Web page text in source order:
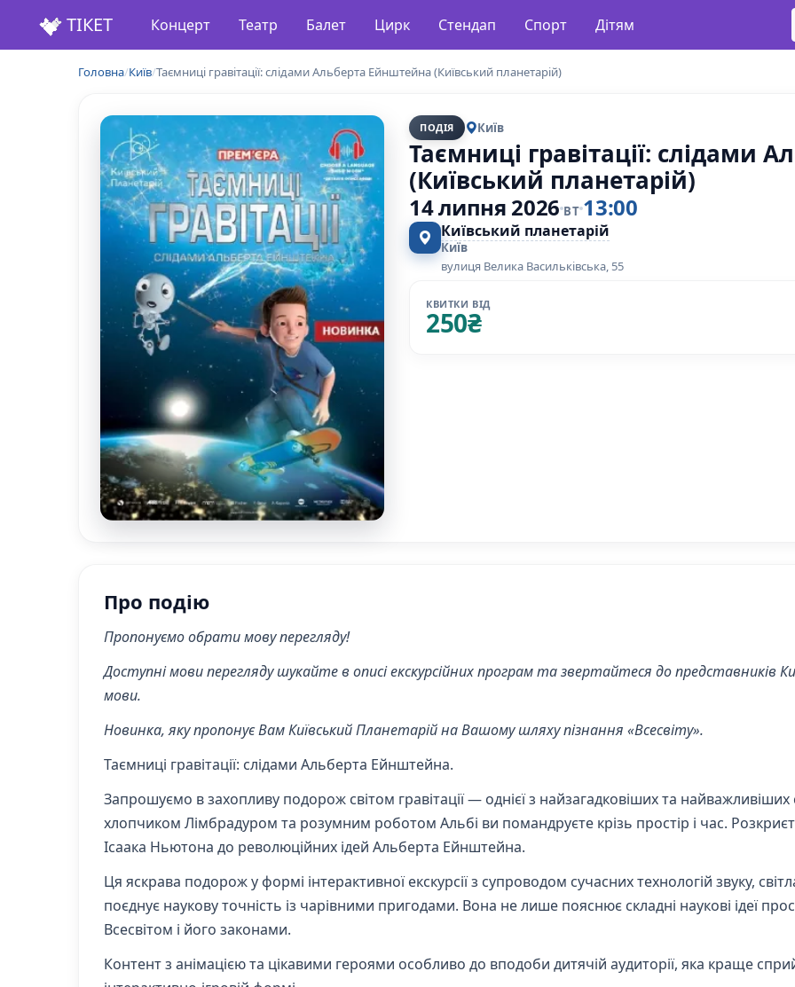
ТІКЕТ Концерт Театр Балет Цирк Стендап Спорт Дітям
Головна/Київ/Таємниці гравітації: слідами Альберта Ейнштейна (Київський планетарій)
ПОДІЯ Київ
Таємниці гравітації: слідами
(Київський планетарій)
14 липня 2026 ВТ 13:00
Київський планетарій
Київ
вулиця Велика Васильківська, 55
КВИТКИ ВІД
250₴
Про подію
Пропонуємо обрати мову перегляду!
Доступні мови перегляду шукайте в описі екскурсійних програм та звертайтеся до представників
мови.
Новинка, яку пропонує Вам Київський Планетарій на Вашому шляху пізнання «Всесвіту».
Таємниці гравітації: слідами Альберта Ейнштейна.
Запрошуємо в захопливу подорож світом гравітації — однієї з найзагадковіших та
хлопчиком Лімбрадуром та розумним роботом Альбі ви помандруєте крізь простір і час. Розкриєте
Ісаака Ньютона до революційних ідей Альберта Ейнштейна.
Ця яскрава подорож у формі інтерактивної екскурсії з супроводом сучасних технологій звуку,
поєднує наукову точність із чарівними пригодами. Вона не лише пояснює складні наукові ідеї
Всесвітом і його законами.
Контент з анімацією та цікавими героями особливо до вподоби дитячій аудиторії, яка краще